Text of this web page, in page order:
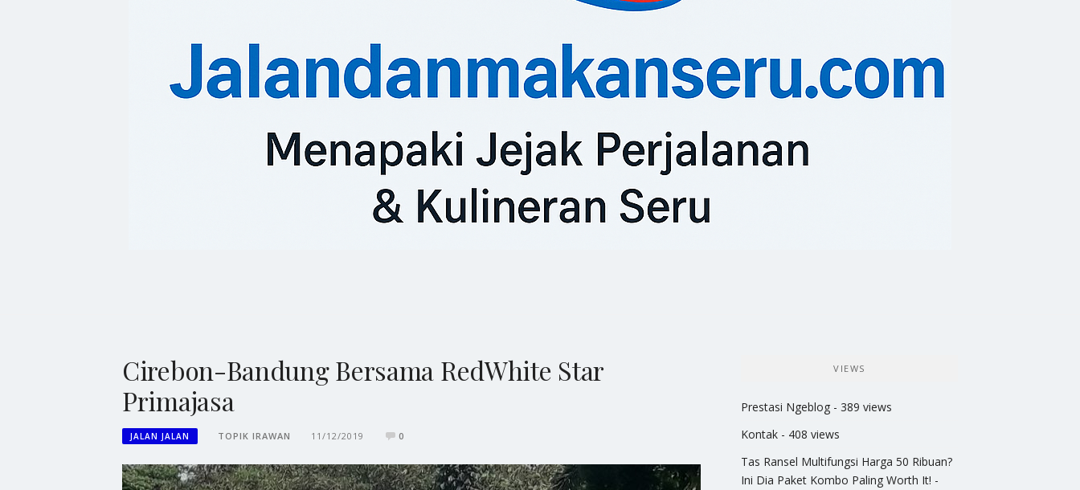
Cirebon-Bandung Bersama RedWhite Star
Primajasa
JALAN JALAN TOPIK IRAWAN 11/12/2019 0
VIEWS
Prestasi Ngeblog - 389 views
Kontak - 408 views
Tas Ransel Multifungsi Harga 50 Ribuan?
Ini Dia Paket Kombo Paling Worth It! -